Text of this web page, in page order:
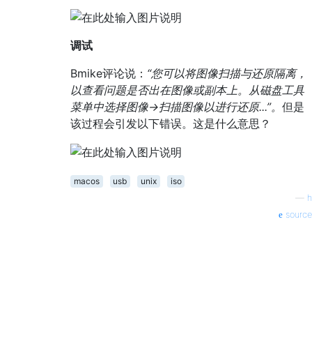
调试
Bmike评论说： “您可以将图像扫描与还原隔离，
以查看问题是否出在图像或副本上。从磁盘工具
菜单中选择图像->扫描图像以进行还原...”。 但是
该过程会引发以下错误。这是什么意思？
macos usb unix
iso
h
source